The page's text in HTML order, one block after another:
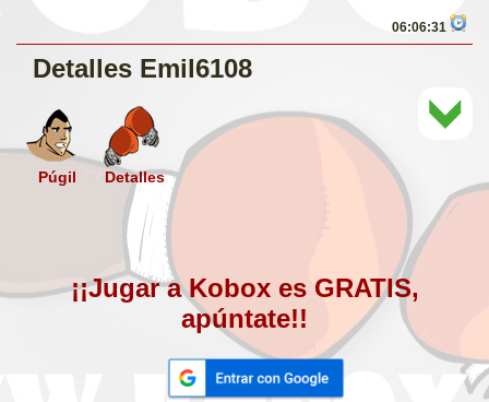
06:06:31
Detalles Emil6108
Púgil Detalles
¡¡Jugar a Kobox es GRATIS,
apúntate!!